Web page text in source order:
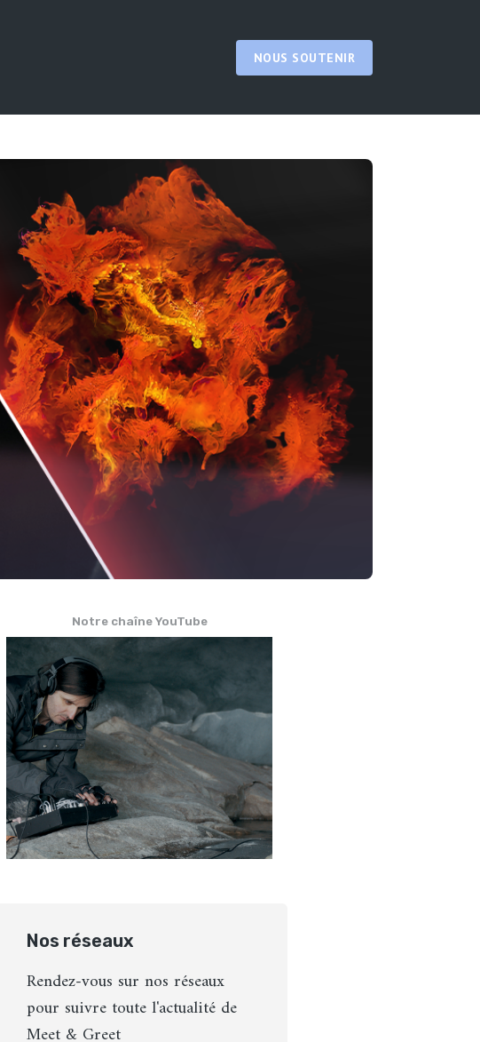
NOUS SOUTENIR
Notre chaîne YouTube
Nos réseaux
Rendez-vous sur nos réseaux
pour suivre toute l'actualité de
Meet & Greet